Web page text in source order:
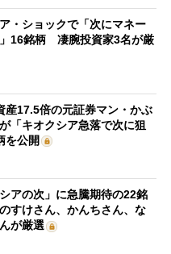
・ショックで「次にマネー
16銘柄 凄腕投資家3名が厳
産17.5倍の元証券マン・かぶ
「キオクシア急落で次に狙
を公開
シアの次」に急騰期待の22銘
すけさん、かんちさん、な
が厳選